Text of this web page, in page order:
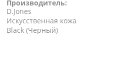
Производитель:
D.Jones
Искусственная кожа
Black (Черный)